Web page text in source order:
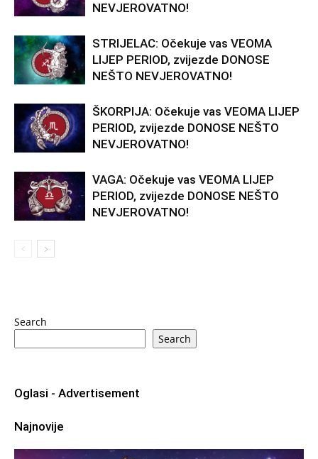
NEVJEROVATNO!
STRIJELAC: Očekuje vas VEOMA
LIJEP PERIOD, zvijezde DONOSE
NEŠTO NEVJEROVATNO!
ŠKORPIJA: Očekuje vas VEOMA LIJEP
PERIOD, zvijezde DONOSE NEŠTO
NEVJEROVATNO!
VAGA: Očekuje vas VEOMA LIJEP
PERIOD, zvijezde DONOSE NEŠTO
NEVJEROVATNO!
Search
Search
Oglasi - Advertisement
Najnovije